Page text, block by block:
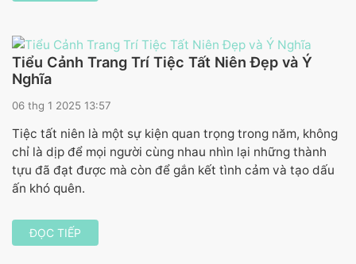
Tiểu Cảnh Trang Trí Tiệc Tất Niên Đẹp và Ý
Nghĩa
06 thg 1 2025 13:57
Tiệc tất niên là một sự kiện quan trọng trong năm, không
chỉ là dịp để mọi người cùng nhau nhìn lại những thành
tựu đã đạt được mà còn để gắn kết tình cảm và tạo dấu
ấn khó quên.
ĐỌC TIẾP